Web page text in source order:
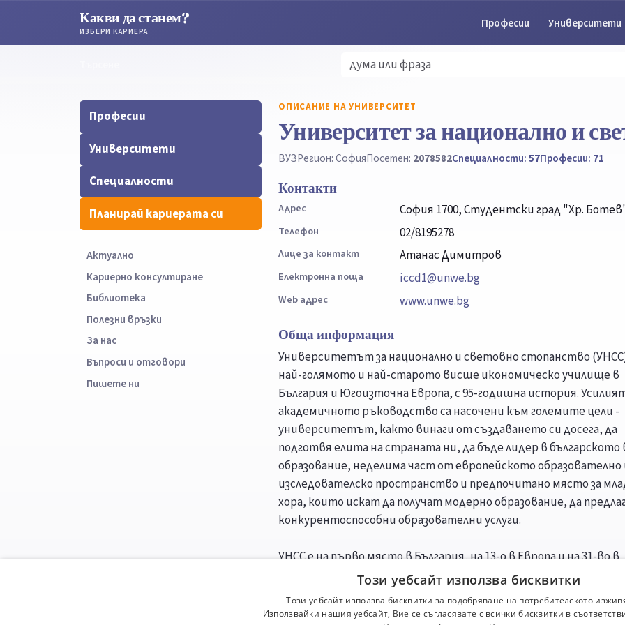
Какви да станем?
ИЗБЕРИ КАРИЕРА
Професии Университети
Професии
Университети
Специалности
Планирай кариерата си
Актуално
Кариерно консултиране
Библиотека
Полезни връзки
За нас
Въпроси и отговори
Пишете ни
ОПИСАНИЕ НА УНИВЕРСИТЕТ
Университет за национално и
ВУЗРегион: СофияПосетен: 2078582Специалности:57Професии: 71
Контакти
Адрес София 1700, Студентски град "Хр.
Телефон 02/8195278
Лице за контакт Атанас Димитров
Електронна поща iccd1@unwe.bg
Web адрес
www.unwe.bg
Обща информация
Университетът за национално и световно стопанство
най-голямото и най-старото висше икономическо училище в
България и Югоизточна Европа, с 95-годишна история.
академичното ръководство са насочени към големите цели -
университетът, както винаги от създаването си досега, да
подготвя елита на страната ни, да бъде лидер в
образование, неделима част от европейското образователно
изследователско пространство и предпочитано място за
хора, които искат да получат модерно образование, да
конкурентоспособни образователни услуги.
УНСС е на първо място в България, на 13-о в Европа и на 31-во в
класацията на световните бизнес училища през 2011 г. на
консорциум на 126 изследователски центрове и институти
Министерството на образованието на Испания.
Този уебсайт използва бисквитки
Този уебсайт използва бисквитки за подобряване на потребителското
Използвайки нашия уебсайт, Вие се съгласявате с всички бисквитки в